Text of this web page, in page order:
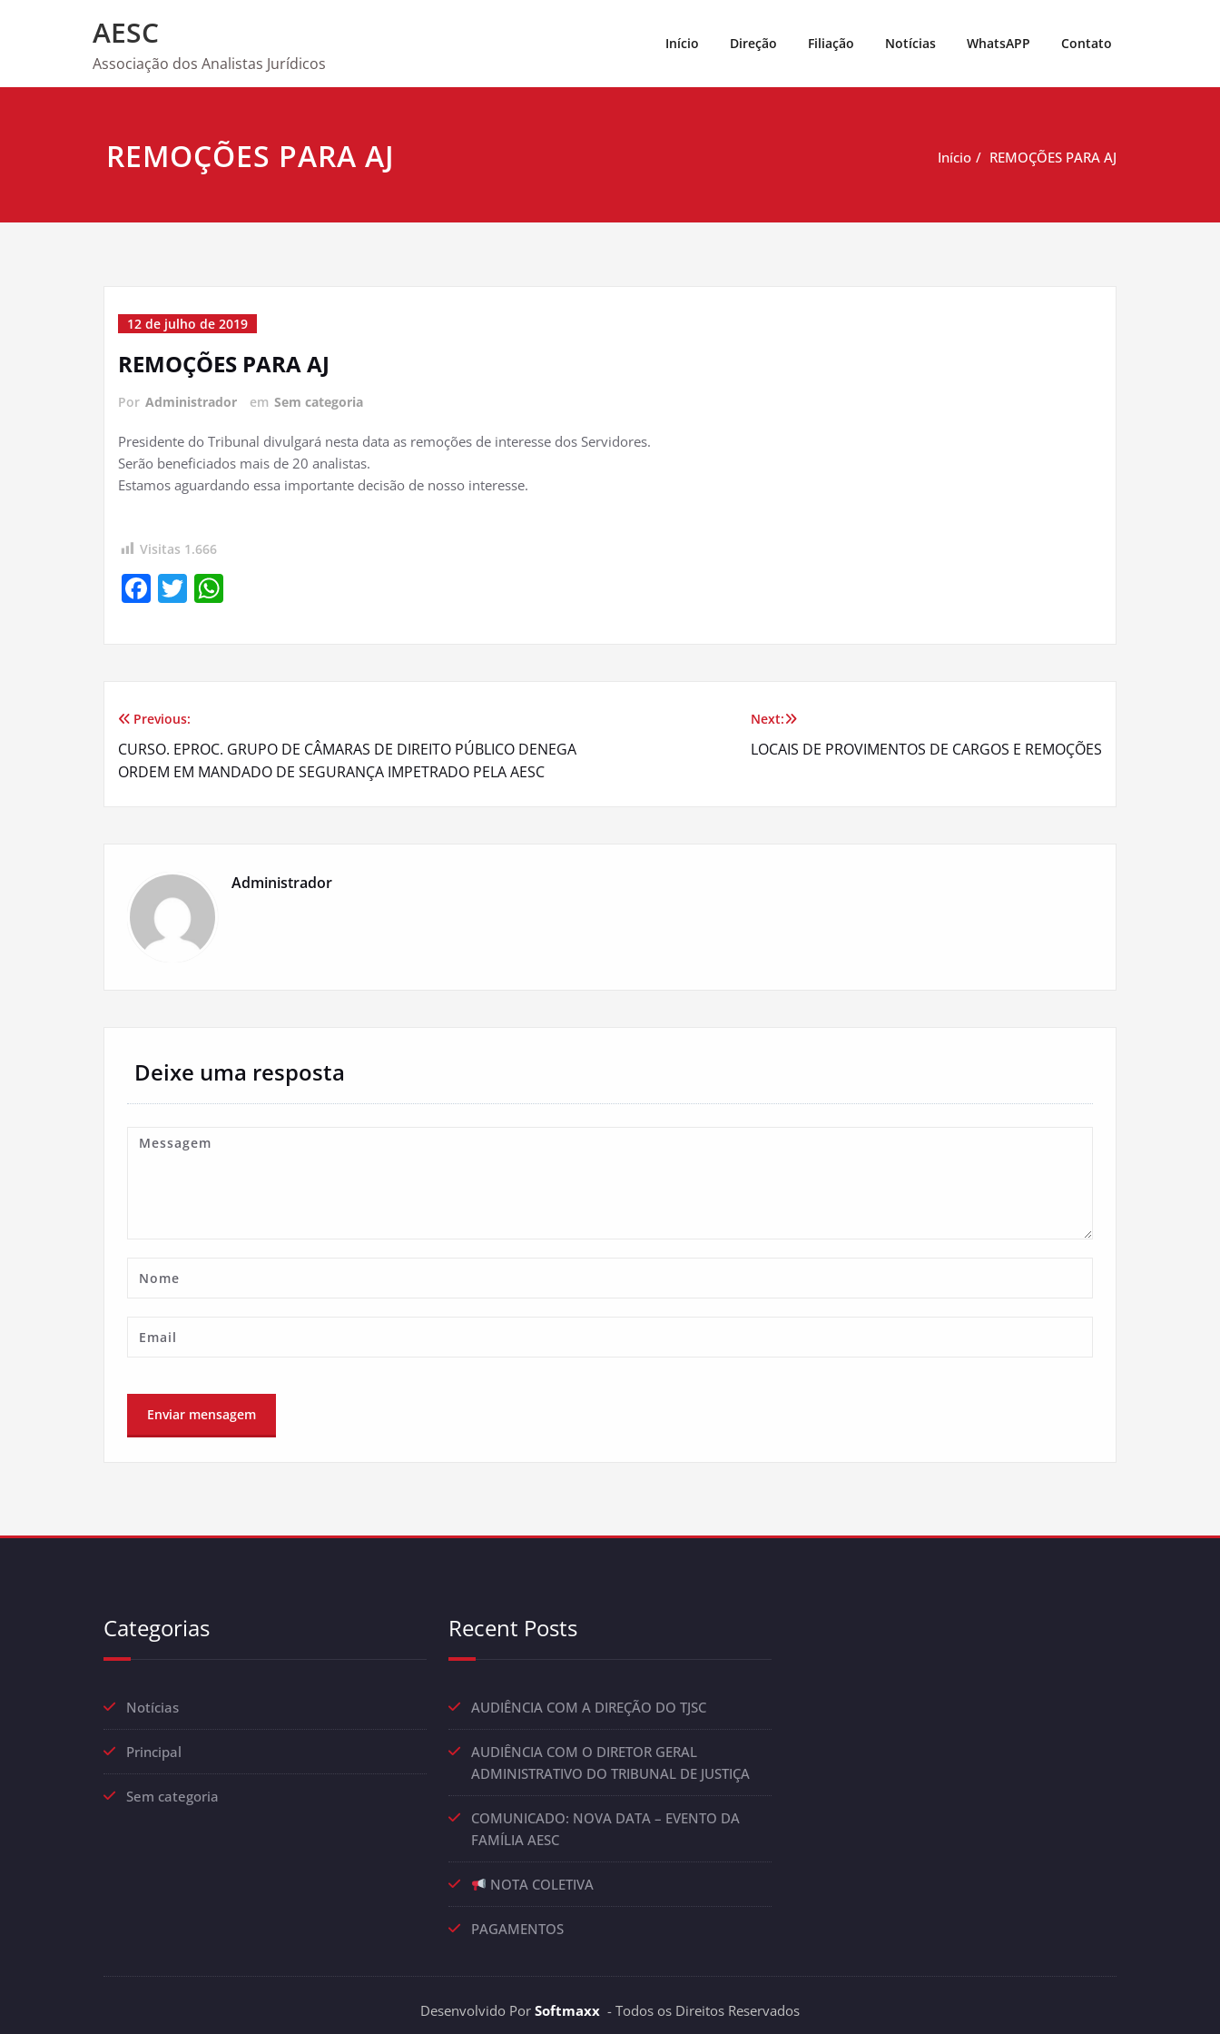
AESC
Associação dos Analistas Jurídicos
Início Direção Filiação Notícias WhatsAPP Contato
REMOÇÕES PARA AJ Início REMOÇÕES PARA AJ
12 de julho de 2019
REMOÇÕES PARA AJ
Por Administrador em Sem categoria
Presidente do Tribunal divulgará nesta data as remoções de interesse dos Servidores.
Serão beneficiados mais de 20 analistas.
Estamos aguardando essa importante decisão de nosso interesse.
Visitas 1.666
Facebook
Twitter
Navegação
de
Previous:
CURSO. EPROC. GRUPO DE CÂMARAS DE DIREITO PÚBLICO DENEGA
ORDEM EM MANDADO DE SEGURANÇA IMPETRADO PELA AESC
Next:
LOCAIS DE PROVIMENTOS DE CARGOS E REMOÇÕES
Administrador
Deixe uma resposta
Categorias
Notícias
Principal
Sem categoria
Recent Posts
AUDIÊNCIA COM A DIREÇÃO DO TJSC
AUDIÊNCIA COM O DIRETOR GERAL
ADMINISTRATIVO DO TRIBUNAL DE JUSTIÇA
COMUNICADO: NOVA DATA – EVENTO DA
FAMÍLIA AESC
NOTA COLETIVA
PAGAMENTOS
Desenvolvido Por Softmaxx - Todos os Direitos Reservados